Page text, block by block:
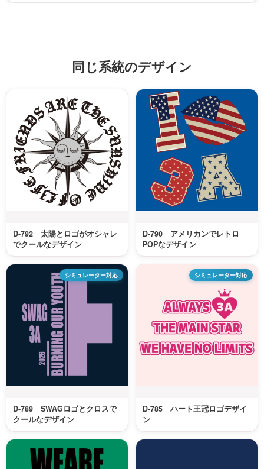
同じ系統のデザイン
D-792 太陽とロゴがオシャレ
でクールなデザイン
D-790 アメリカンでレトロ
POPなデザイン
シミュレーター対応
D-789 SWAGロゴとクロスで
クールなデザイン
シミュレーター対応
D-785 ハート王冠ロゴデザイ
ン